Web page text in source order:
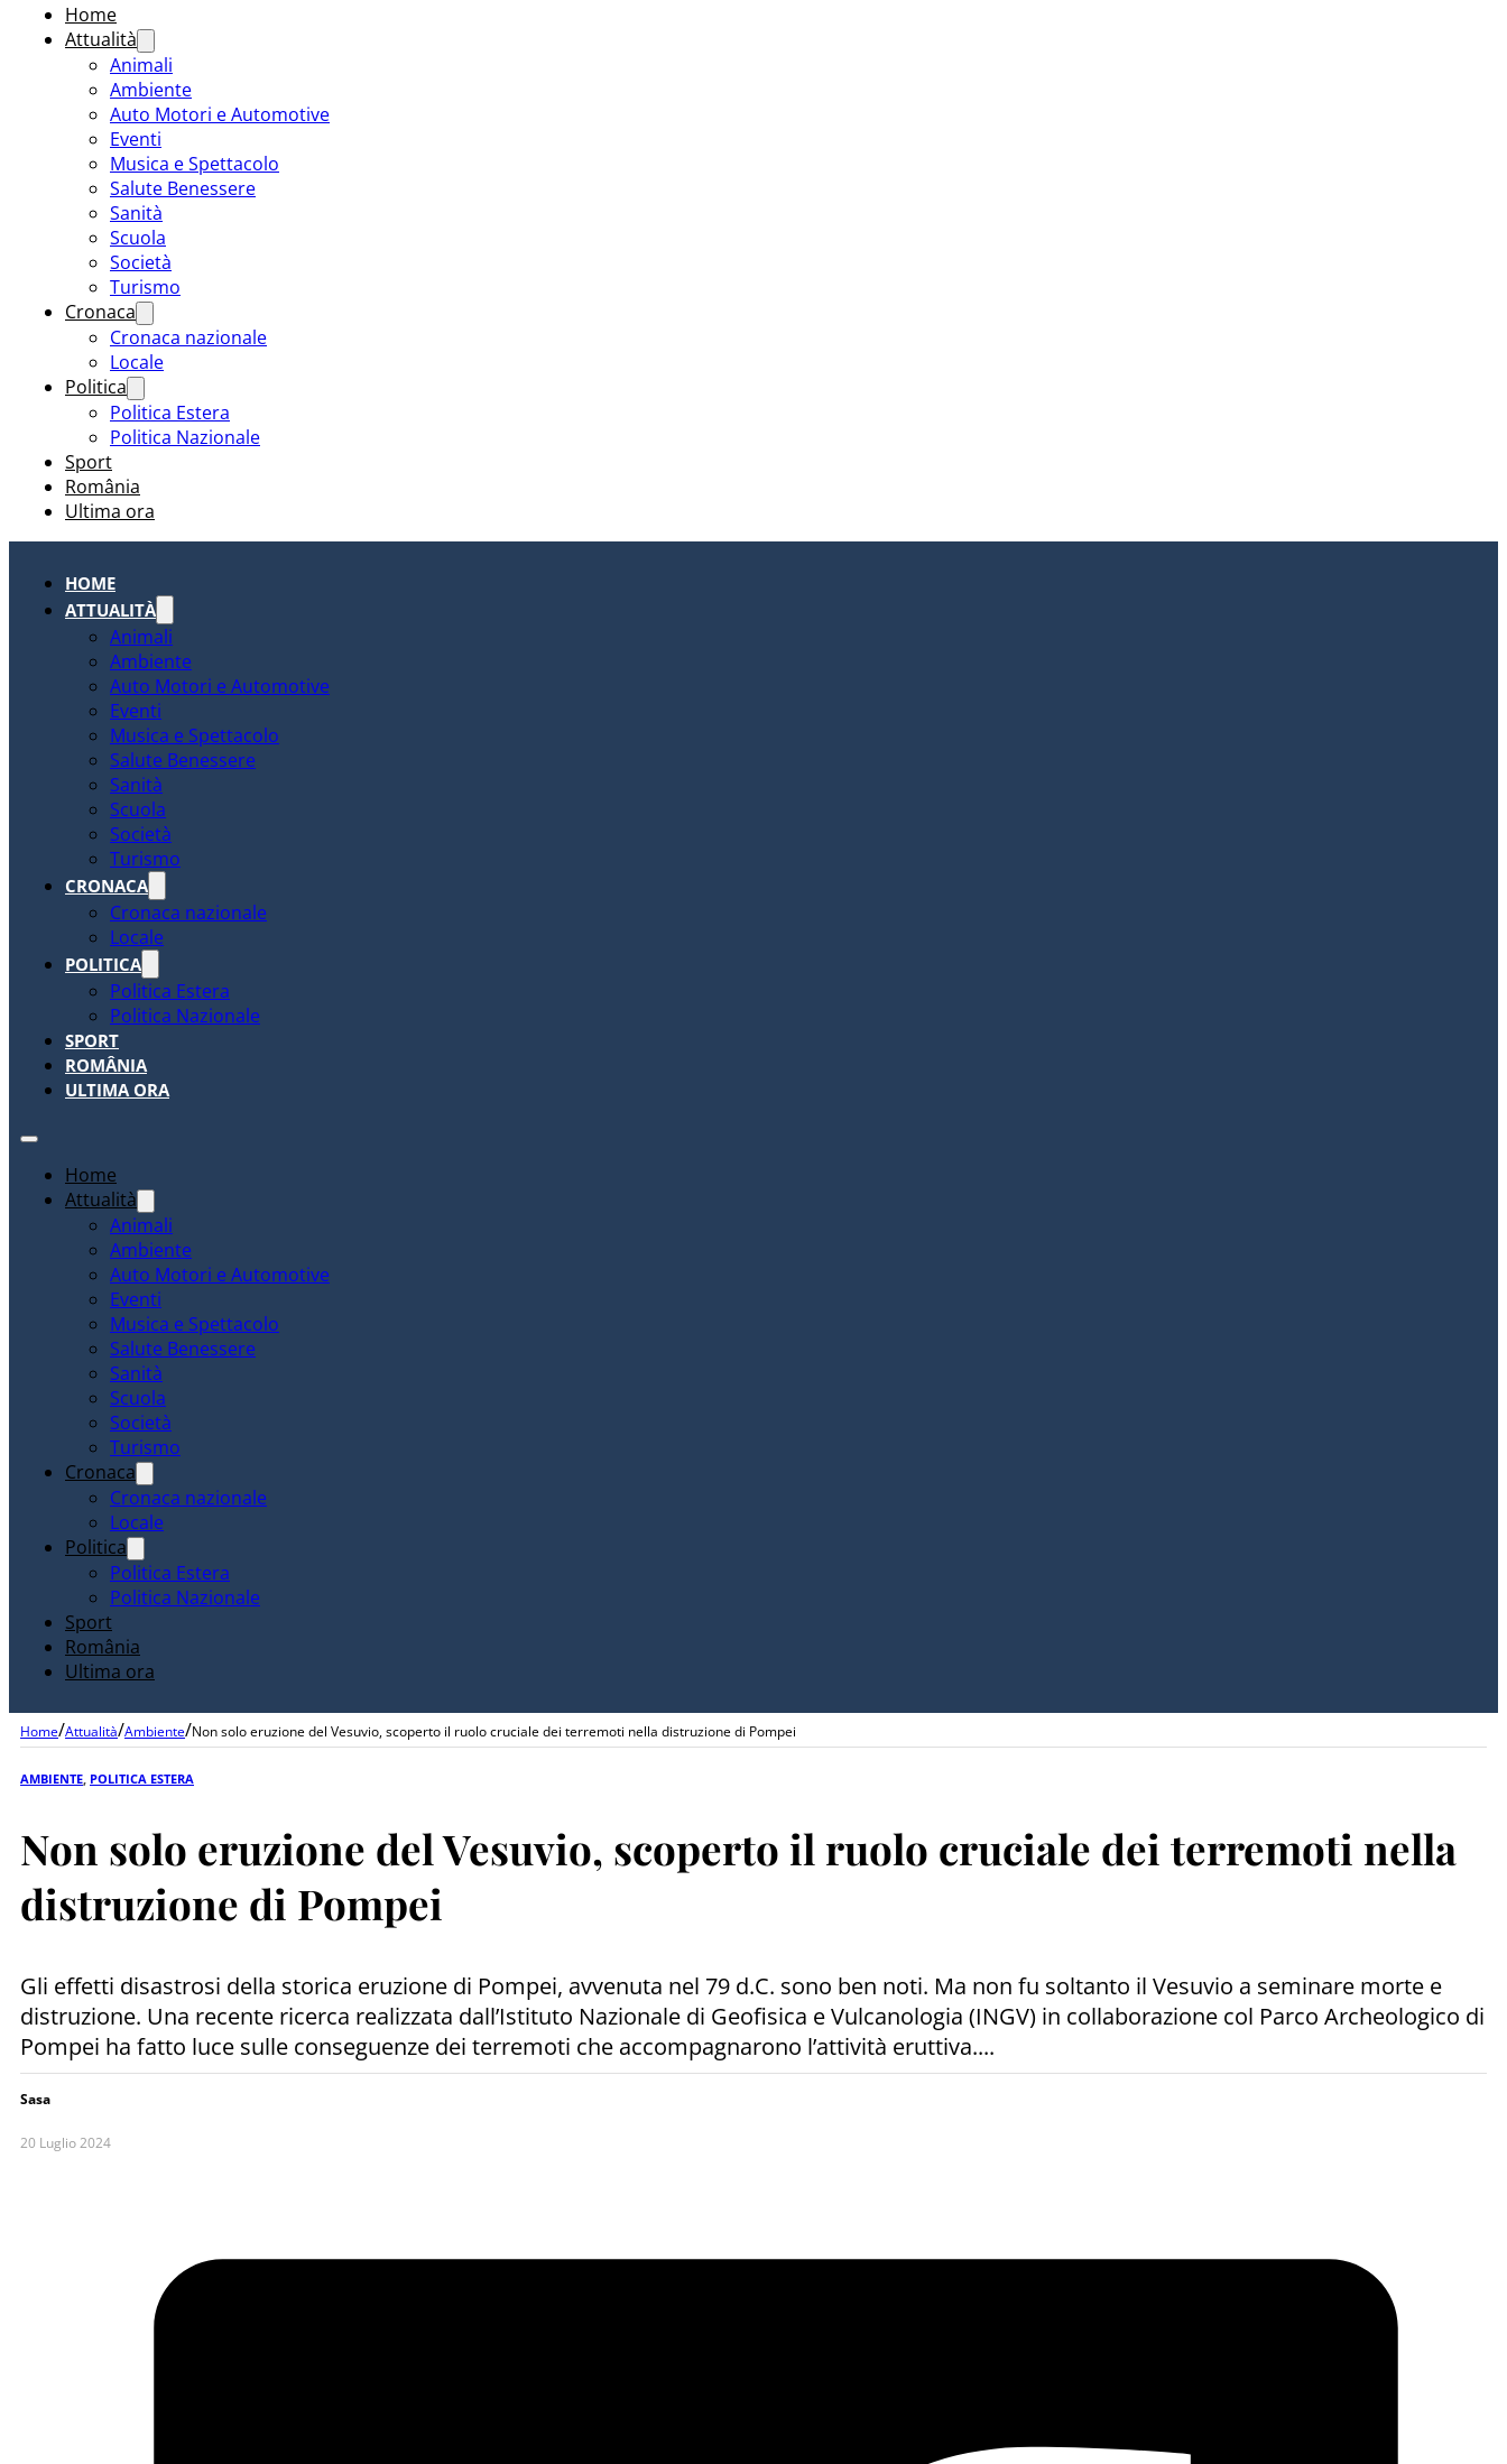
Home
Attualità
Animali
Ambiente
Auto Motori e Automotive
Eventi
Musica e Spettacolo
Salute Benessere
Sanità
Scuola
Società
Turismo
Cronaca
Cronaca nazionale
Locale
Politica
Politica Estera
Politica Nazionale
Sport
România
Ultima ora
HOME
ATTUALITÀ
Animali
Ambiente
Auto Motori e Automotive
Eventi
Musica e Spettacolo
Salute Benessere
Sanità
Scuola
Società
Turismo
CRONACA
Cronaca nazionale
Locale
POLITICA
Politica Estera
Politica Nazionale
SPORT
ROMÂNIA
ULTIMA ORA
Home
Attualità
Animali
Ambiente
Auto Motori e Automotive
Eventi
Musica e Spettacolo
Salute Benessere
Sanità
Scuola
Società
Turismo
Cronaca
Cronaca nazionale
Locale
Politica
Politica Estera
Politica Nazionale
Sport
România
Ultima ora
Home/Attualità/Ambiente/Non solo eruzione del Vesuvio, scoperto il ruolo cruciale dei terremoti nella distruzione di Pompei
AMBIENTE POLITICA ESTERA
Non solo eruzione del Vesuvio, scoperto il ruolo cruciale dei terremoti nella
distruzione di Pompei
Gli effetti disastrosi della storica eruzione di Pompei, avvenuta nel 79 d.C. sono ben noti. Ma non fu soltanto il Vesuvio a seminare morte e
distruzione. Una recente ricerca realizzata dall’Istituto Nazionale di Geofisica e Vulcanologia (INGV) in collaborazione col Parco Archeologico di
Pompei ha fatto luce sulle conseguenze dei terremoti che accompagnarono l’attività eruttiva....
Sasa
20 Luglio 2024